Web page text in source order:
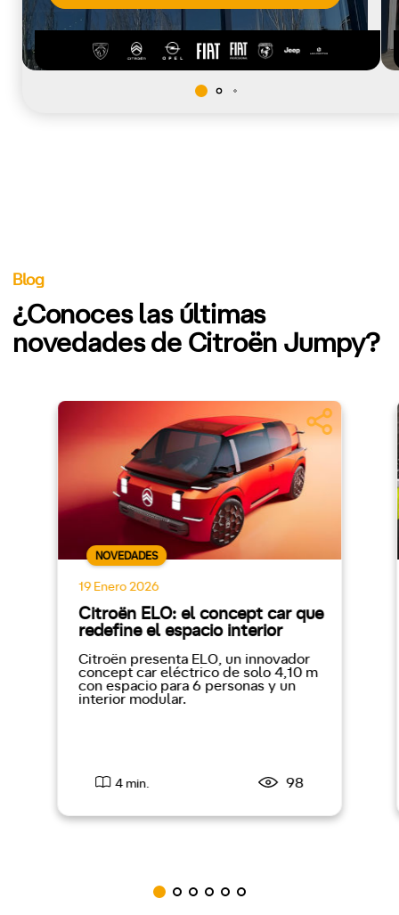
Blog
¿Conoces las últimas
novedades de Citroën Jumpy?
NOVEDADES
19 Enero 2026
Citroën ELO: el concept car que
redefine el espacio interior
Citroën presenta ELO, un innovador
concept car eléctrico de solo 4,10 m
con espacio para 6 personas y un
interior modular.
4 min. 98